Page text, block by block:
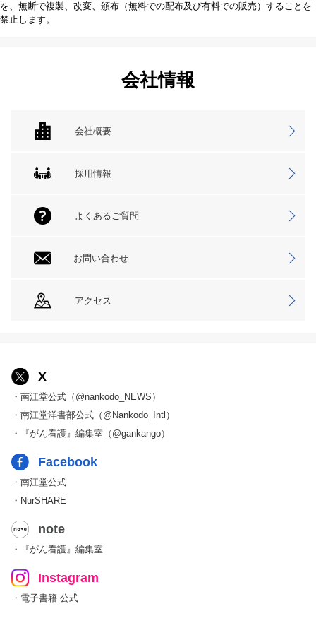
を、無断で複製、改変、頒布（無料での配布及び有料での販売）することを
禁止します。
会社情報
会社概要
採用情報
よくあるご質問
お問い合わせ
アクセス
X
・南江堂公式（@nankodo_NEWS）
・南江堂洋書部公式（@Nankodo_Intl）
・『がん看護』編集室（@gankango）
Facebook
・南江堂公式
・NurSHARE
note
・『がん看護』編集室
Instagram
・電子書籍 公式